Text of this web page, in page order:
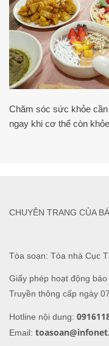
Chăm sóc sức khỏe
ngay khi cơ thể còn khỏe
Tòa soạn: Tòa nhà Cục
Giấy phép hoạt động
Truyền thông cấp ngày
Hotline nội dung:
Email:
CHUYÊN TRANG CỦA